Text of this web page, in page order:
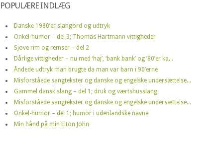
POPULÆRE INDLÆG
Danske 1980’er slangord og udtryk
Onkel-humor – del 3; Thomas Hartmann vittigheder
Sjove rim og remser – del 2
Dårlige vittigheder – nu med ‘haj’, ‘bank bank’ og ’80’er ka...
Åndede udtryk man brugte da man var barn i 90’erne
Misforståede sangtekster og danske og engelske undersættelse...
Gammel dansk slang – del 1; druk og værtshusslang
Misforståede sangtekster og danske og engelske undersættelse...
Onkel-humor – del 1; humor i udenlandske navne
Min hånd på min Elton John